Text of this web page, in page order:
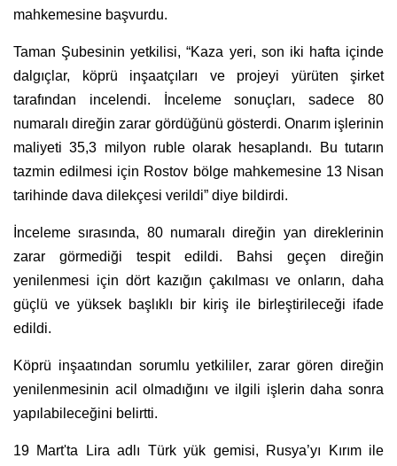
mahkemesine başvurdu.
Taman Şubesinin yetkilisi, “Kaza yeri, son iki hafta içinde
dalgıçlar, köprü inşaatçıları ve projeyi yürüten şirket
tarafından incelendi. İnceleme sonuçları, sadece 80
numaralı direğin zarar gördüğünü gösterdi. Onarım işlerinin
maliyeti 35,3 milyon ruble olarak hesaplandı. Bu tutarın
tazmin edilmesi için Rostov bölge mahkemesine 13 Nisan
tarihinde dava dilekçesi verildi” diye bildirdi.
İnceleme sırasında, 80 numaralı direğin yan direklerinin
zarar görmediği tespit edildi. Bahsi geçen direğin
yenilenmesi için dört kazığın çakılması ve onların, daha
güçlü ve yüksek başlıklı bir kiriş ile birleştirileceği ifade
edildi.
Köprü inşaatından sorumlu yetkililer, zarar gören direğin
yenilenmesinin acil olmadığını ve ilgili işlerin daha sonra
yapılabileceğini belirtti.
19 Mart'ta Lira adlı Türk yük gemisi, Rusya’yı Kırım ile